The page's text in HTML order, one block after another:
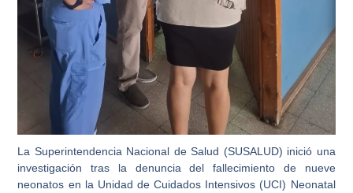
La Superintendencia Nacional de Salud (SUSALUD) inició una
investigación tras la denuncia del fallecimiento de nueve
neonatos en la Unidad de Cuidados Intensivos (UCI) Neonatal